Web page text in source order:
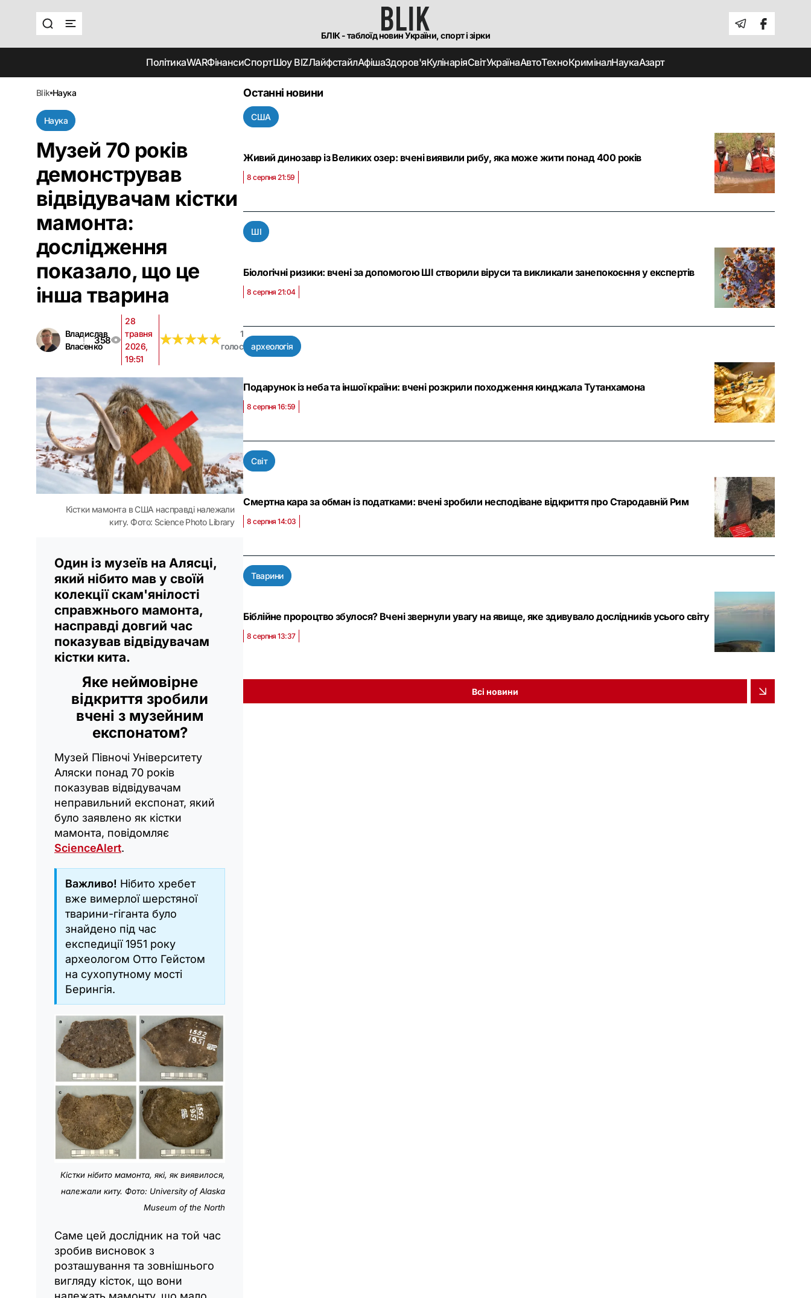
БЛІК - таблоїд новин України, спорт і зірки
ПолітикаWARФінансиСпортШоу BIZЛайфстайлАфішаЗдоров'яКулінаріяСвітУкраїнаАвтоТехноКриміналНаукаАзарт
blik наука
Наука
Музей 70 років
демонстрував
відвідувачам кістки
мамонта:
дослідження
показало, що це
інша тварина
Владислав
Власенко
358
28
травня
2026,
19:51
★★★★★
★★★★★
1
голос
Кістки мамонта в США насправді належали
киту. Фото: Science Photo Library
Один із музеїв на Алясці,
який нібито мав у своїй
колекції скам'янілості
справжнього мамонта,
насправді довгий час
показував відвідувачам
кістки кита.
Яке неймовірне
відкриття зробили
вчені з музейним
експонатом?
Музей Півночі Університету
Аляски понад 70 років
показував відвідувачам
неправильний експонат, який
було заявлено як кістки
мамонта, повідомляє
ScienceAlert.
Важливо! Нібито хребет
вже вимерлої шерстяної
тварини-гіганта було
знайдено під час
експедиції 1951 року
археологом Отто Гейстом
на сухопутному мості
Берингія.
Кістки нібито мамонта, які, як виявилося,
належали киту. Фото: University of Alaska
Museum of the North
Саме цей дослідник на той час
зробив висновок з
розташування та зовнішнього
вигляду кісток, що вони
Останні новини
США
Живий динозавр із Великих озер: вчені виявили рибу, яка може жити понад 400 років
8 серпня 21:59
ШІ
Біологічні ризики: вчені за допомогою ШІ створили віруси та викликали занепокоєння у експертів
8 серпня 21:04
археологія
Подарунок із неба та іншої країни: вчені розкрили походження кинджала Тутанхамона
8 серпня 16:59
Світ
Смертна кара за обман із податками: вчені зробили несподіване відкриття про Стародавній Рим
8 серпня 14:03
Тварини
Біблійне пророцтво збулося? Вчені звернули увагу на явище, яке здивувало дослідників усього світу
8 серпня 13:37
Всі новини